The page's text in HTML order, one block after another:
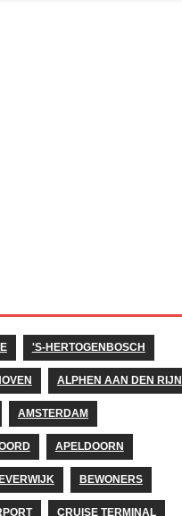
'S-HERTOGENBOSCH
ALPHEN AAN DEN RIJN
AMSTERDAM
APELDOORN
BEWONERS
CRUISE TERMINAL